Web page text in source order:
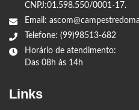
CNPJ:01.598.550/0001-17.
Email:
Telefone: (99)98513-682
Horário de atendimento:
Das 08h ás 14h
Links